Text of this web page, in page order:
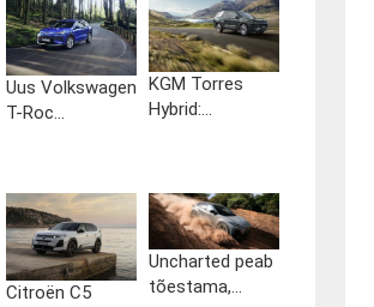
Uus Volkswagen
T-Roc...
KGM Torres
Hybrid:...
Citroën C5
Uncharted peab
tõestama,...